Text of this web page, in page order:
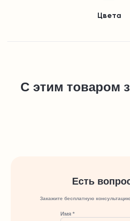
Цвета
С этим товаром
Есть
Закажите бесплатную
Имя *